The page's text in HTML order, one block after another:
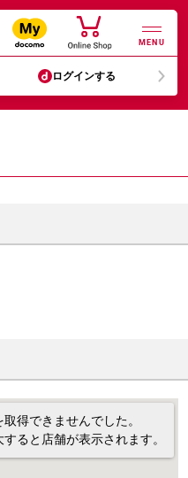
MENU
ログインする
得できませんでした。
ると店舗が表示されます。